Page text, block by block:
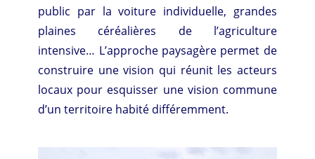
public par la voiture individuelle, grandes
plaines céréalières de l’agriculture
intensive… L’approche paysagère permet de
construire une vision qui réunit les acteurs
locaux pour esquisser une vision commune
d’un territoire habité différemment.